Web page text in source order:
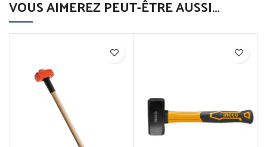
VOUS AIMEREZ PEUT-ÊTRE AUSSI…